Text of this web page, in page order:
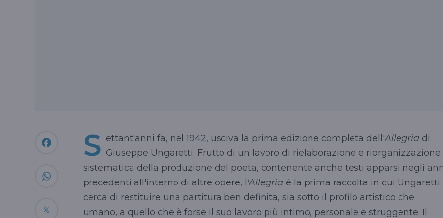
S ettant'anni fa, nel 1942, usciva la prima edizione completa dell'Allegria di
Giuseppe Ungaretti. Frutto di un lavoro di rielaborazione e riorganizzazione
sistematica della produzione del poeta, contenente anche testi apparsi negli
precedenti all'interno di altre opere, l 'Allegria è la prima raccolta in cui Ungaretti
cerca di restituire una partitura ben definita, sia sotto il profilo artistico che
umano, a quello che è forse il suo lavoro più intimo, personale e struggente. Il